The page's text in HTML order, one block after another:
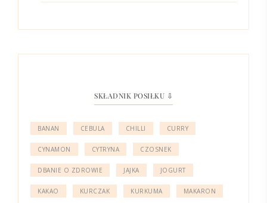
SKŁADNIK POSIŁKU ⇩
BANAN CEBULA CHILLI CURRY
CYNAMON CYTRYNA CZOSNEK
DBANIE O ZDROWIE JAJKA JOGURT
KAKAO KURCZAK KURKUMA MAKARON